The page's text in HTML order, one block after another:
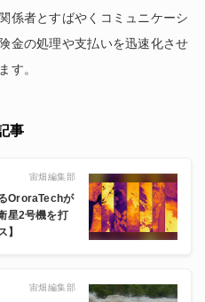
係者とすばやくコミュニケーシ
金の処理や支払いを迅速化させ
す。
事
宙畑編集部
OroraTechが
星2号機を打
】
宙畑編集部